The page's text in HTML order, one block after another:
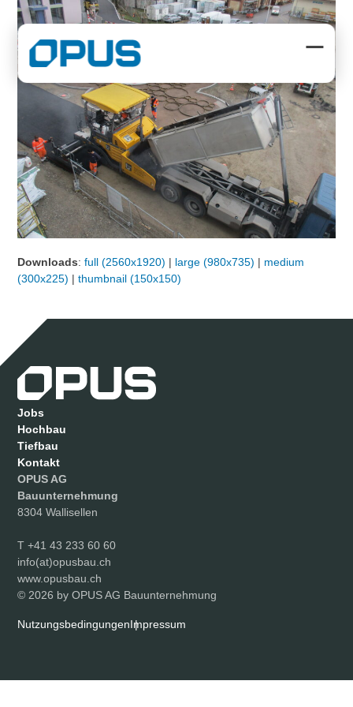
Skip
content
menu
menu
Downloads:full (2560x1920) | large (980x735) | medium
(300x225) |thumbnail (150x150)
Jobs
Hochbau
Tiefbau
Kontakt
OPUS AG
Bauunternehmung
8304 Wallisellen
T+41 43 233 60 60
info(at)opusbau.ch
www.opusbau.ch
© 2026 by OPUS AG Bauunternehmung
NutzungsbedingungenImpressum